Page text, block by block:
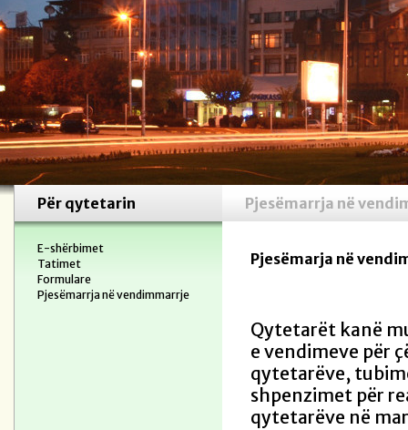
Për qytetarin Pjesëmarrja në
E-shërbimet
Tatimet
Formulare
Pjesëmarrja në vendimmarrje
Pjesëmarja në
Qytetarët kanë
e vendimeve për
qytetarëve,
shpenzimet për
qytetarëve në